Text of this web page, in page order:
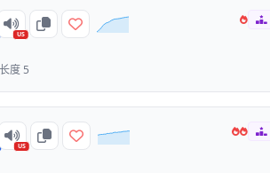
US
度 5
US